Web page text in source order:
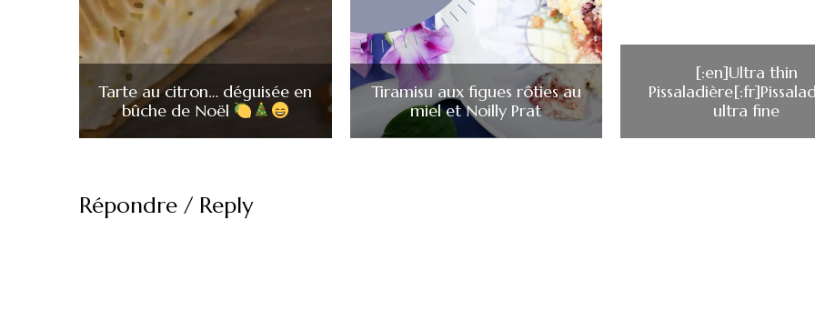
Tarte au citron… déguisée en
bûche de Noël
Tiramisu aux figues rôties au
miel et Noilly Prat
[:en]Ultra thin
ultra fine
Répondre / Reply